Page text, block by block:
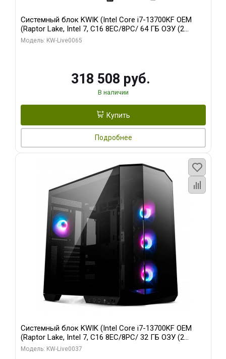
Системный блок KWIK (Intel Core i7-13700KF OEM
(Raptor Lake, Intel 7, C16 8EC/8PC/ 64 ГБ ОЗУ (2
модуля)/ ASUS RTX5080 PROART OC 16GB GDDR7
Модель: KW-Live0065
318 508 руб.
В наличии
Купить
Подробнее
Системный блок KWIK (Intel Core i7-13700KF OEM
(Raptor Lake, Intel 7, C16 8EC/8PC/ 32 ГБ ОЗУ (2
модуля)/ Gigabyte RTX5070 AERO OC 12GB GDDR7
Модель: KW-Live0037